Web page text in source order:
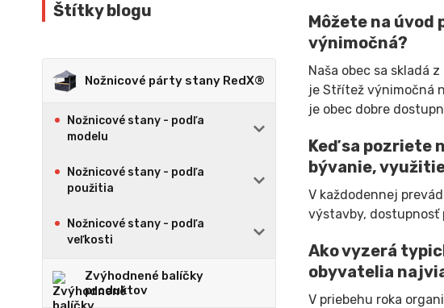
Štítky blogu
Nožnicové párty stany RedX®
Nožnicové stany - podľa
modelu
Nožnicové stany - podľa
použitia
Nožnicové stany - podľa
veľkosti
Zvýhodnené balíčky
produktov
Môžete na úvod
výnimočná?
Naša obec sa skladá
je Střítež výnimočná
je obec dobre
Keď sa pozriete
bývanie,
V každodennej
výstavby, dostupnosť
Ako vyzerá
obyvatelia
V priebehu roka